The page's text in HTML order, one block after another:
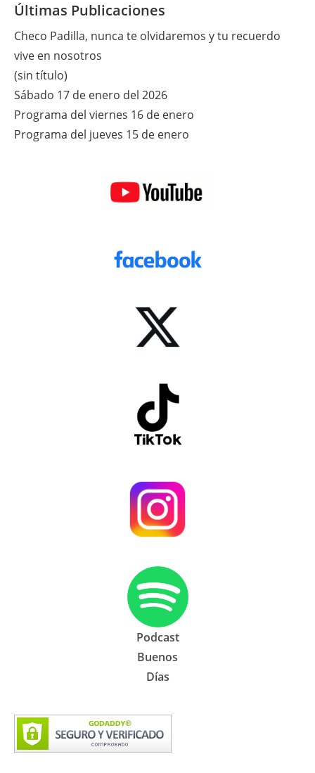
Últimas Publicaciones
Checo Padilla, nunca te olvidaremos y tu recuerdo
vive en nosotros
(sin título)
Sábado 17 de enero del 2026
Programa del viernes 16 de enero
Programa del jueves 15 de enero
Podcast
Buenos
Días